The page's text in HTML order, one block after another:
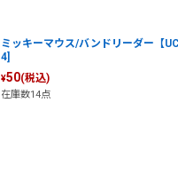
ミッキーマウス/バンドリーダー【
4]
¥50(税込)
在庫数14点